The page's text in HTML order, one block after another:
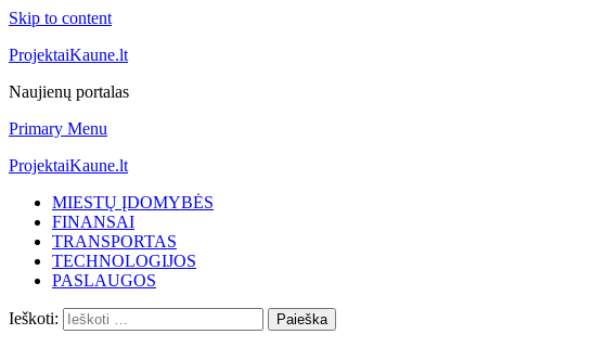
Skip to content
ProjektaiKaune.lt
Naujienų portalas
Primary Menu
ProjektaiKaune.lt
MIESTŲ ĮDOMYBĖS
FINANSAI
TRANSPORTAS
TECHNOLOGIJOS
PASLAUGOS
Ieškoti: